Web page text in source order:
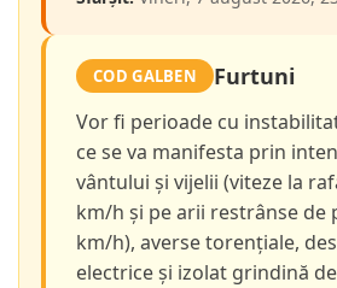
COD GALBEN Furtuni
Vor fi perioade cu
ce se va manifesta prin
vântului și vijelii (viteze la
km/h și pe arii restrânse de
km/h), averse torențiale,
electrice și izolat grindină